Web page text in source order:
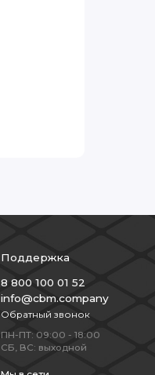
Поддержка
8 800 100 01 52
info@cbm.company
Обратный звонок
ПН-ПТ: 09:00 - 18:00
СБ, ВС: выходной